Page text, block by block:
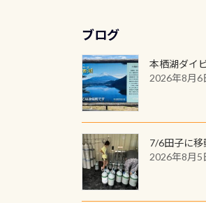
ブログ
本栖湖ダイ
2026年8月6
7/6田子に移
2026年8月5